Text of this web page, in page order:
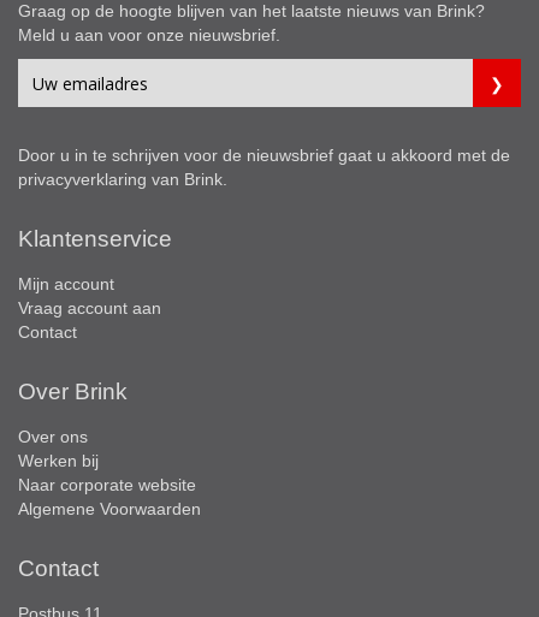
Graag op de hoogte blijven van het laatste nieuws van Brink?
Meld u aan voor onze nieuwsbrief.
Door u in te schrijven voor de nieuwsbrief gaat u akkoord met de
privacyverklaring van Brink.
Klantenservice
Mijn account
Vraag account aan
Contact
Over Brink
Over ons
Werken bij
Naar corporate website
Algemene Voorwaarden
Contact